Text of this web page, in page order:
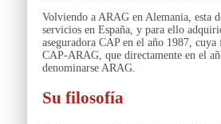
Volviendo a ARAG en Alemania, esta
servicios en España, y para ello
aseguradora CAP en el año 1987,
CAP-ARAG, que directamente en el
denominarse ARAG.
Su filosofía